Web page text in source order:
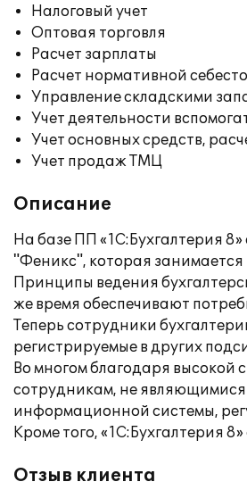
Налоговый учет
Оптовая торговля
Расчет зарплаты
Расчет нормативной
Управление складскими
Учет деятельности
Учет основных средств,
Учет продаж ТМЦ
Описание
На базе ПП «1С:Бухгалтерия
"Феникс", которая занимается
Принципы ведения
же время обеспечивают
Теперь сотрудники
регистрируемые в других
Во многом благодаря высокой
сотрудникам, не являющимися
информационной системы,
Кроме того, «1С:Бухгалтерия
Отзыв клиента